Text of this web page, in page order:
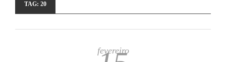
TAG: 20
fevereiro